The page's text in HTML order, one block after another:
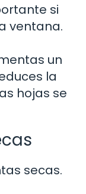
si
ventana.
un
la
hojas se
secas.